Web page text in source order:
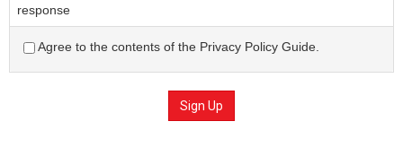
제3조 약관 등의 명시와 설명 및 개정
"몰"은 이 약관의 내용과 상호 및 대표자 성명, 영업소
소재지 주소(소비자의 불만을 처리할 수 있는 곳의 주소를
사업자등록번호, 통신판매업 신고번호,
response
Agree to the contents of the Privacy Policy Guide.
Sign Up